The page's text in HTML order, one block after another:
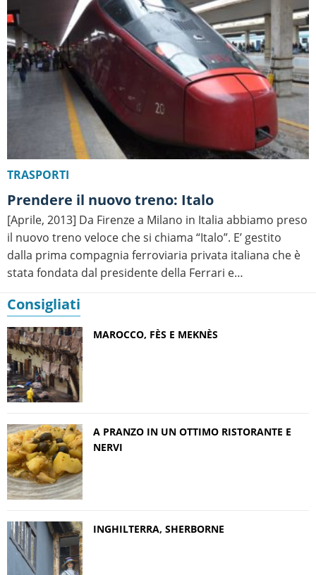
TRASPORTI
Prendere il nuovo treno: Italo
[Aprile, 2013] Da Firenze a Milano in Italia abbiamo preso
il nuovo treno veloce che si chiama “Italo”. E’ gestito
dalla prima compagnia ferroviaria privata italiana che è
stata fondata dal presidente della Ferrari e…
Consigliati
MAROCCO, FÈS E MEKNÈS
A PRANZO IN UN OTTIMO RISTORANTE E
NERVI
INGHILTERRA, SHERBORNE